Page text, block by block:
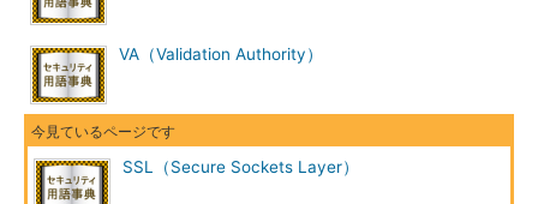
VA（Validation Authority）
SSL（Secure Sockets Layer）